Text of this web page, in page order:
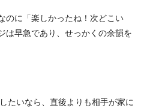
のに「楽しかったね！次どこい
は早急であり、せっかくの余韻を
たいなら、直後よりも相手が家に